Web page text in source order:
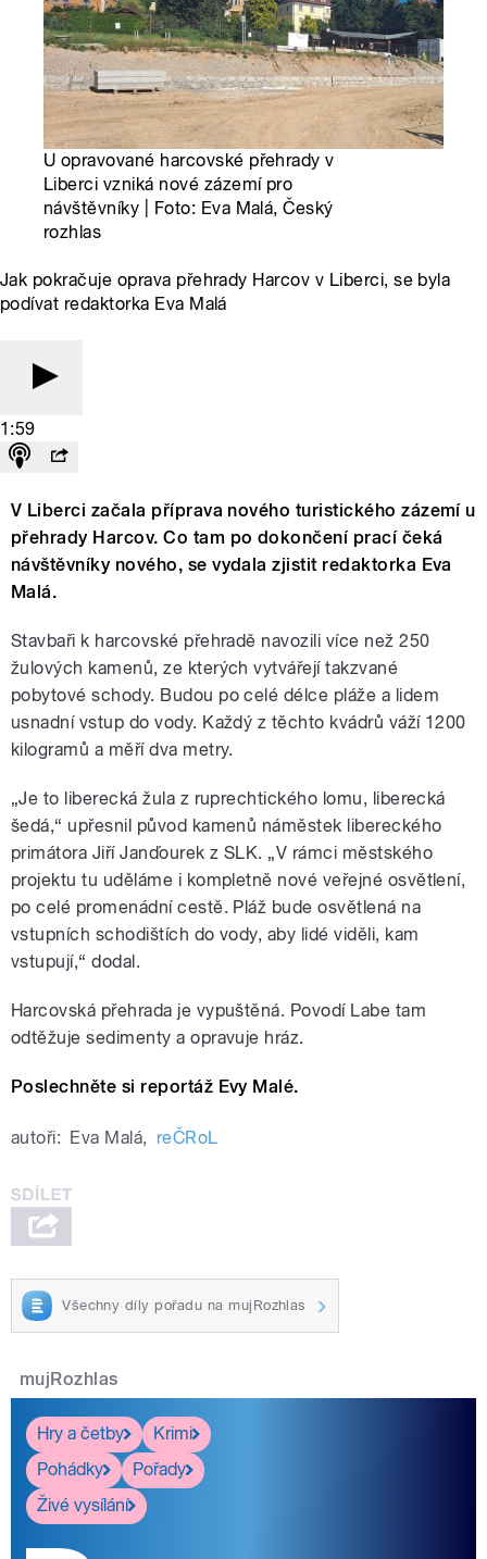
U opravované harcovské přehrady v
Liberci vzniká nové zázemí pro
návštěvníky | Foto: Eva Malá, Český
rozhlas
Jak pokračuje oprava přehrady Harcov v Liberci, se byla
podívat redaktorka Eva Malá
1:59
V Liberci začala příprava nového turistického zázemí u
přehrady Harcov. Co tam po dokončení prací čeká
návštěvníky nového, se vydala zjistit redaktorka Eva
Malá.
Stavbaři k harcovské přehradě navozili více než 250
žulových kamenů, ze kterých vytvářejí takzvané
pobytové schody. Budou po celé délce pláže a lidem
usnadní vstup do vody. Každý z těchto kvádrů váží 1200
kilogramů a měří dva metry.
„Je to liberecká žula z ruprechtického lomu, liberecká
šedá,“ upřesnil původ kamenů náměstek libereckého
primátora Jiří Janďourek z SLK. „V rámci městského
projektu tu uděláme i kompletně nové veřejné osvětlení,
po celé promenádní cestě. Pláž bude osvětlená na
vstupních schodištích do vody, aby lidé viděli, kam
vstupují,“ dodal.
Harcovská přehrada je vypuštěná. Povodí Labe tam
odtěžuje sedimenty a opravuje hráz.
Poslechněte si reportáž Evy Malé.
autoři: Eva Malá, reČRoL
Všechny díly pořadu na mujRozhlas
mujRozhlas
Hry a četby
Krimi
Pohádky
Pořady
Živé vysílání